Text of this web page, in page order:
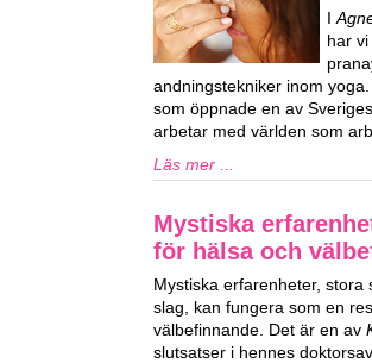
har
andningstekniker inom
som öppnade en av
arbetar med världen som
Läs mer ...
Mystiska
för hälsa och
Mystiska erfarenheter, stora
slag, kan fungera som en
välbefinnande. Det är en av
slutsatser i hennes